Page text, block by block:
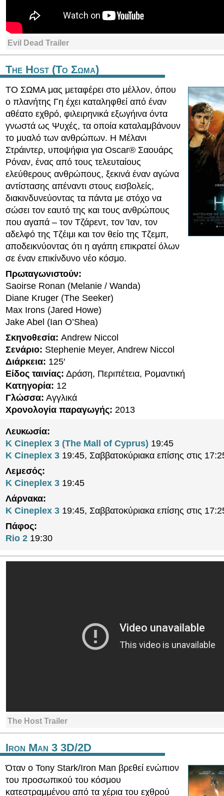
Evil Dead Trailer
The Host (Το Σωμα)
ΤΟ ΣΩΜΑ μας μεταφέρει στο μέλλον, όπου
ο πλανήτης Γη έχει καταληφθεί από έναν
αθέατο εχθρό, φιλειρηνικά εξωγήινα όντα
γνωστά ως Ψυχές, τα οποία καταλαμβάνουν
το μυαλό των ανθρώπων. Η Μέλανι
Στράιντερ, υποψήφια για Oscar® Σαουάρς
Ρόναν, ένας από τους τελευταίους
ελεύθερους ανθρώπους, ξεκινά έναν αγώνα
αντίστασης απέναντι στους εισβολείς,
διακινδυνεύοντας τα πάντα με στόχο να
σώσει τον εαυτό της και τους ανθρώπους
που αγαπά – τον Τζάρεντ, τον Ίαν, τον
αδελφό της Τζέιμι και τον θείο της Τζεμπ,
αποδεικνύοντας ότι η αγάπη επικρατεί όλων
σε έναν επικίνδυνο νέο κόσμο.
Πρωταγωνιστούν:
Saoirse Ronan (Melanie / Wanda)
Diane Kruger (The Seeker)
Max Irons (Jared Howe)
Jake Abel (Ian O’Shea)
Σκηνοθεσία: Andrew Niccol
Σενάριο: Stephenie Meyer, Andrew Niccol
Διάρκεια: 125′
Είδος ταινίας: Δράση, Περιπέτεια, Ρομαντική
Κατηγορία: 12
Γλώσσα: Αγγλικά
Χρονολογία παραγωγής: 2013
Λευκωσία:
K Cineplex 3 (The Mall of Cyprus) 19:45
K Cineplex 3 19:45, Σαββατοκύριακα επίσης στις
Λεμεσός:
K Cineplex 3 19:45
Λάρνακα:
K Cineplex 3 19:45, Σαββατοκύριακα επίσης στις
Πάφος:
Rio 2 19:30
The Host Trailer
Iron Man 3 3D/2D
Όταν ο Tony Stark/Iron Μan βρεθεί ενώπιον
του προσωπικού του κόσμου
κατεστραμμένου από τα χέρια του εχθρού